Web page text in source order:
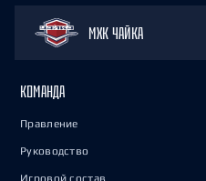
МХК ЧАЙКА
КОМАНДА
Правление
Руководство
Игровой состав